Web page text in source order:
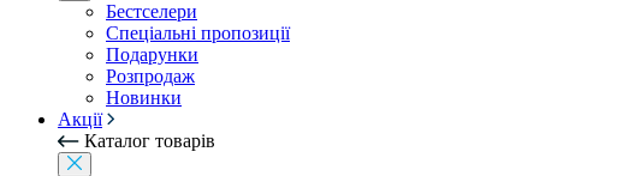
Бестселери
Спеціальні пропозиції
Подарунки
Розпродаж
Новинки
Акції
Каталог товарів